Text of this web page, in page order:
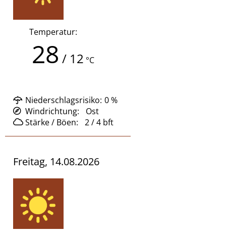
Temperatur:
28 / 12 °C
Niederschlagsrisiko: 0%
Stärke / Böen:
2 / 4 bft
Windrichtung: Ost
Freitag, 14.08.2026